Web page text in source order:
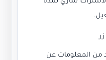
من المعلومات عن